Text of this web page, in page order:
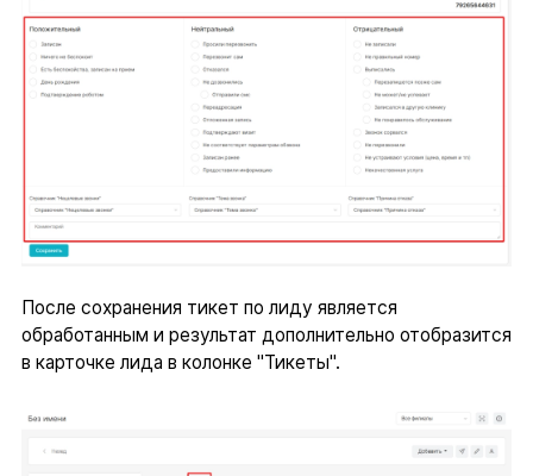
После сохранения тикет по лиду является
обработанным и результат дополнительно отобразится
в карточке лида в колонке "Тикеты".